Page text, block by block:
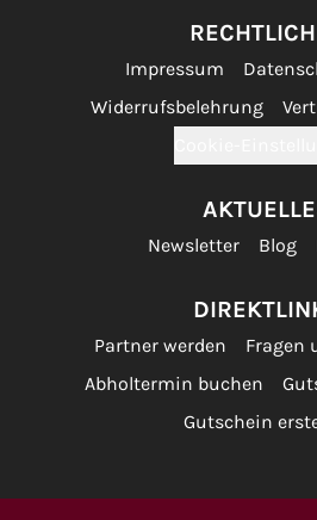
Impressum
Widerrufsbelehrung
Newsletter Blog
Partner werden
Fragen
Abholtermin buchen
Gutschein